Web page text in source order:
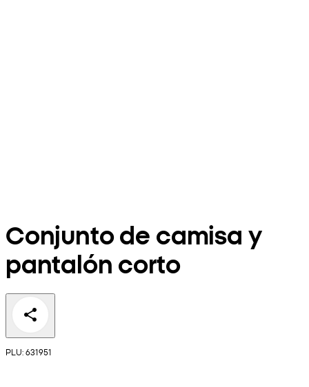
Conjunto de camisa y
pantalón corto
PLU: 631951